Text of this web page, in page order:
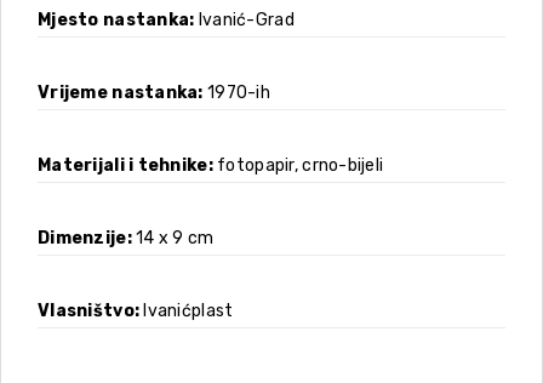
Mjesto nastanka Ivanić-Grad
Vrijeme nastanka 1970-ih
Materijali i tehnike fotopapir, crno-bijeli
Dimenzije 14 x 9 cm
Vlasništvo Ivanićplast